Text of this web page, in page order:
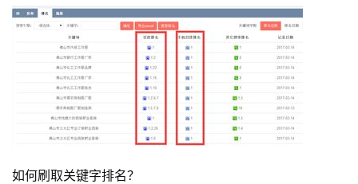
如何刷取关键字排名？